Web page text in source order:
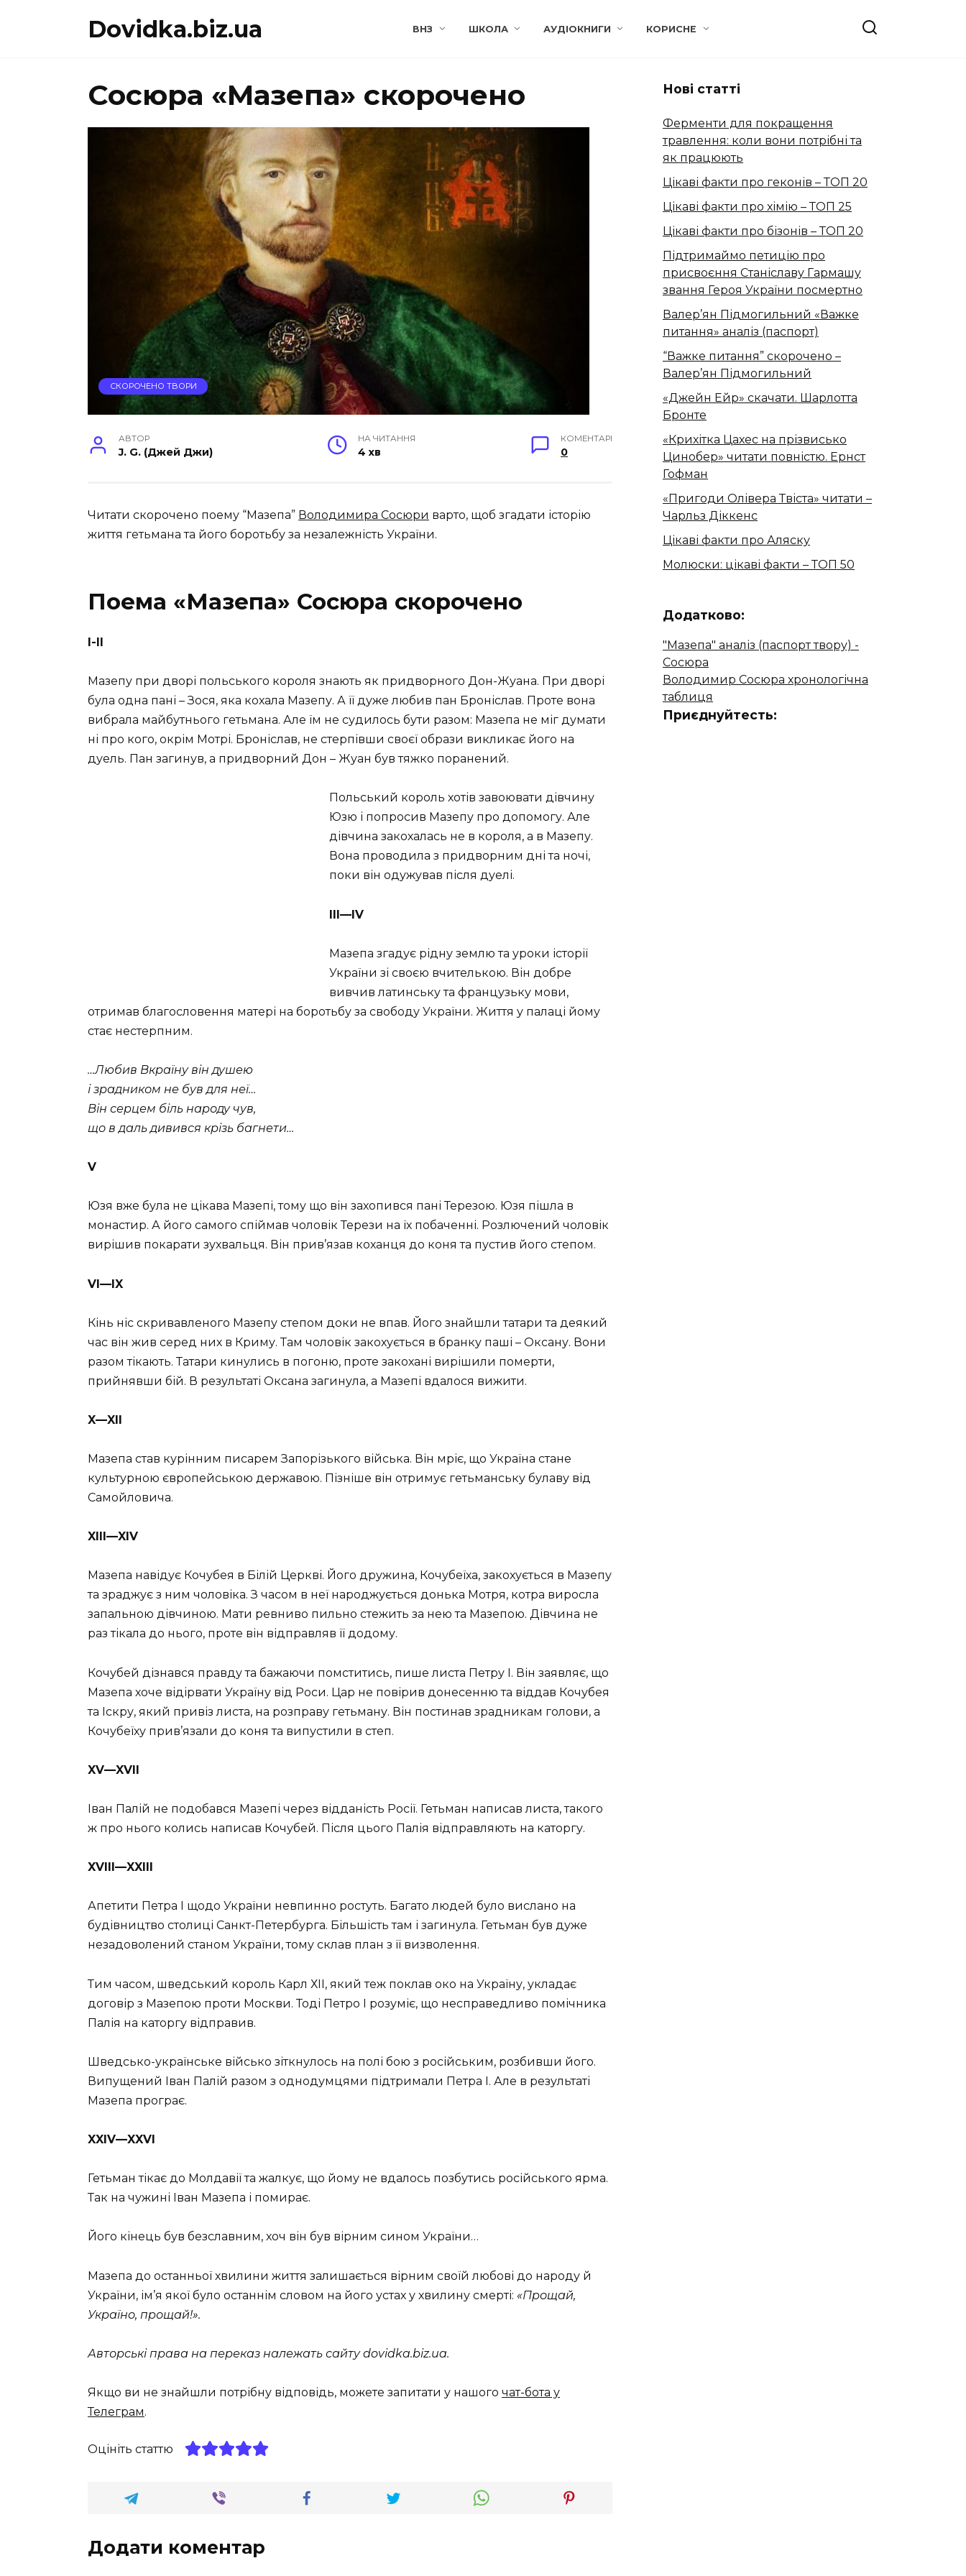
Dovidka.biz.ua ВНЗ ШКОЛА АУДІОКНИГИ КОРИСНЕ
Сосюра «Мазепа» скорочено
СКОРОЧЕНО ТВОРИ
АВТОР
J. G. (Джей Джи)
НА ЧИТАННЯ
4 хв
КОМЕНТАРІ
0
Читати скорочено поему “Мазепа” Володимира Сосюри варто, щоб згадати історію
життя гетьмана та його боротьбу за незалежність України.
Поема «Мазепа» Сосюра скорочено
І-ІІ
Мазепу при дворі польського короля знають як придворного Дон-Жуана. При дворі
була одна пані – Зося, яка кохала Мазепу. А її дуже любив пан Броніслав. Проте вона
вибрала майбутнього гетьмана. Але їм не судилось бути разом: Мазепа не міг думати
ні про кого, окрім Мотрі. Броніслав, не стерпівши своєї образи викликає його на
дуель. Пан загинув, а придворний Дон – Жуан був тяжко поранений.
Польський король хотів завоювати дівчину
Юзю і попросив Мазепу про допомогу. Але
дівчина закохалась не в короля, а в Мазепу.
Вона проводила з придворним дні та ночі,
поки він одужував після дуелі.
III—IV
Мазепа згадує рідну землю та уроки історії
України зі своєю вчителькою. Він добре
вивчив латинську та французьку мови,
отримав благословення матері на боротьбу за свободу України. Життя у палаці йому
стає нестерпним.
…Любив Вкраїну він душею
і зрадником не був для неї…
Він серцем біль народу чув,
що в даль дивився крізь багнети…
V
Юзя вже була не цікава Мазепі, тому що він захопився пані Терезою. Юзя пішла в
монастир. А його самого спіймав чоловік Терези на їх побаченні. Розлючений чоловік
вирішив покарати зухвальця. Він прив’язав коханця до коня та пустив його степом.
VI—IX
Кінь ніс скривавленого Мазепу степом доки не впав. Його знайшли татари та деякий
час він жив серед них в Криму. Там чоловік закохується в бранку паші – Оксану. Вони
разом тікають. Татари кинулись в погоню, проте закохані вирішили померти,
прийнявши бій. В результаті Оксана загинула, а Мазепі вдалося вижити.
X—XII
Мазепа став курінним писарем Запорізького війська. Він мріє, що Україна стане
культурною європейською державою. Пізніше він отримує гетьманську булаву від
Самойловича.
XIII—XIV
Мазепа навідує Кочубея в Білій Церкві. Його дружина, Кочубеїха, закохується в Мазепу
та зраджує з ним чоловіка. З часом в неї народжується донька Мотря, котра виросла
запальною дівчиною. Мати ревниво пильно стежить за нею та Мазепою. Дівчина не
раз тікала до нього, проте він відправляв її додому.
Кочубей дізнався правду та бажаючи помститись, пише листа Петру І. Він заявляє, що
Мазепа хоче відірвати Україну від Роси. Цар не повірив донесенню та віддав Кочубея
та Іскру, який привіз листа, на розправу гетьману. Він постинав зрадникам голови, а
Кочубеїху прив’язали до коня та випустили в степ.
XV—XVII
Іван Палій не подобався Мазепі через відданість Росії. Гетьман написав листа, такого
ж про нього колись написав Кочубей. Після цього Палія відправляють на каторгу.
XVIII—XXIII
Апетити Петра І щодо України невпинно ростуть. Багато людей було вислано на
будівництво столиці Санкт-Петербурга. Більшість там і загинула. Гетьман був дуже
незадоволений станом України, тому склав план з її визволення.
Тим часом, шведський король Карл ХІІ, який теж поклав око на Україну, укладає
договір з Мазепою проти Москви. Тоді Петро І розуміє, що несправедливо помічника
Палія на каторгу відправив.
Шведсько-українське військо зіткнулось на полі бою з російським, розбивши його.
Випущений Іван Палій разом з однодумцями підтримали Петра І. Але в результаті
Мазепа програє.
XXIV—XXVI
Гетьман тікає до Молдавії та жалкує, що йому не вдалось позбутись російського ярма.
Так на чужині Іван Мазепа і помирає.
Його кінець був безславним, хоч він був вірним сином України…
Мазепа до останньої хвилини життя залишається вірним своїй любові до народу й
України, ім’я якої було останнім словом на його устах у хвилину смерті: «Прощай,
Україно, прощай!».
Авторські права на переказ належать сайту dovidka.biz.ua.
Якщо ви не знайшли потрібну відповідь, можете запитати у нашого чат-бота у
Телеграм.
Оцініть статтю
Додати коментар
Нові статті
Ферменти для покращення
травлення: коли вони потрібні та
як працюють
Цікаві факти про геконів – ТОП 20
Цікаві факти про хімію – ТОП 25
Цікаві факти про бізонів – ТОП 20
Підтримаймо петицію про
присвоєння Станіславу Гармашу
звання Героя України посмертно
Валер’ян Підмогильний «Важке
питання» аналіз (паспорт)
“Важке питання” скорочено –
Валер’ян Підмогильний
«Джейн Ейр» скачати. Шарлотта
Бронте
«Крихітка Цахес на прізвисько
Цинобер» читати повністю. Ернст
Гофман
«Пригоди Олівера Твіста» читати –
Чарльз Діккенс
Цікаві факти про Аляску
Молюски: цікаві факти – ТОП 50
Додатково:
"Мазепа" аналіз (паспорт твору) -
Сосюра
Володимир Сосюра хронологічна
таблиця
Приєднуйтесть: